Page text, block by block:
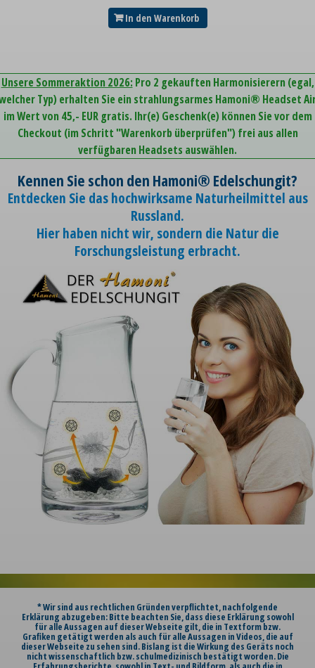
In den Warenkorb
Unsere Sommeraktion 2026: Pro 2 gekauften Harmonisierern (egal,
Typ) erhalten Sie ein strahlungsarmes Hamoni® Headset
im Wert von 45,- EUR gratis. Ihr(e) Geschenk(e) können Sie vor dem
Checkout (im Schritt "Warenkorb überprüfen") frei aus allen
verfügbaren Headsets auswählen.
Kennen Sie schon den Hamoni® Edelschungit?
Entdecken Sie das hochwirksame Naturheilmittel aus
Russland.
Hier haben nicht wir, sondern die Natur die
Forschungsleistung erbracht.
* Wir sind aus rechtlichen Gründen verpflichtet, nachfolgende
Erklärung abzugeben: Bitte beachten Sie, dass diese Erklärung sowohl
für alle Aussagen auf dieser Webseite gilt, die in Textform bzw.
Grafiken getätigt werden als auch für alle Aussagen in Videos, die auf
dieser Webseite zu sehen sind. Bislang ist die Wirkung des Geräts noch
nicht wissenschaftlich bzw. schulmedizinisch bestätigt worden. Die